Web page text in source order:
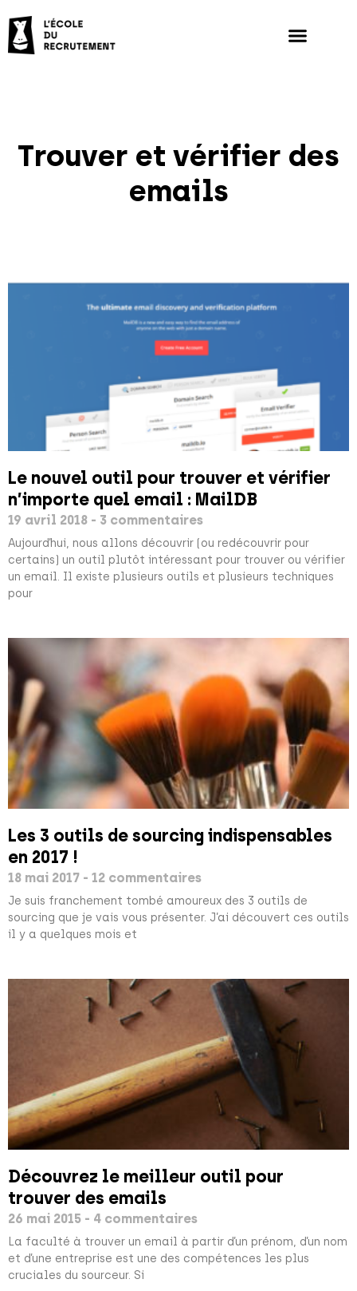
Trouver et vérifier des
emails
Le nouvel outil pour trouver et vérifier
n’importe quel email : MailDB
19 avril 2018 3 commentaires
Aujourd’hui, nous allons découvrir (ou redécouvrir pour
certains) un outil plutôt intéressant pour trouver ou vérifier
un email. Il existe plusieurs outils et plusieurs techniques
pour
Les 3 outils de sourcing indispensables
en 2017 !
18 mai 2017 12 commentaires
Je suis franchement tombé amoureux des 3 outils de
sourcing que je vais vous présenter. J’ai découvert ces outils
il y a quelques mois et
Découvrez le meilleur outil pour
trouver des emails
26 mai 2015 4 commentaires
La faculté à trouver un email à partir d’un prénom, d’un nom
et d’une entreprise est une des compétences les plus
cruciales du sourceur. Si